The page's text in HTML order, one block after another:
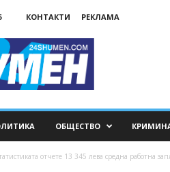
КОНТАКТИ РЕКЛАМА
ОБЩЕСТВО
отчете 13 345 лева средна работна